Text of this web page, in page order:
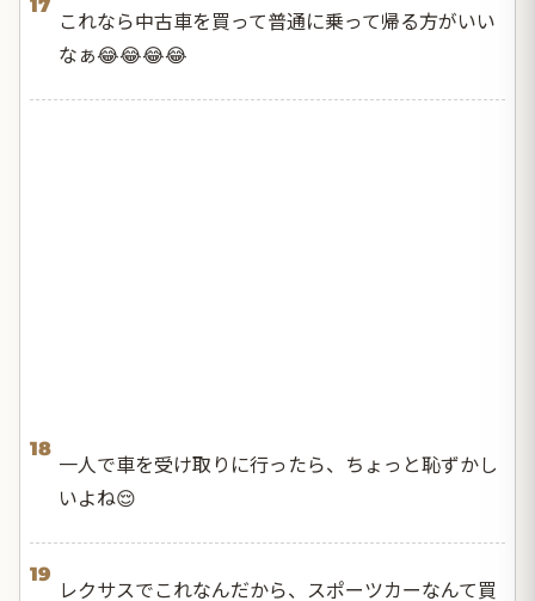
17
これなら中古車を買って普通に乗って帰る方がいい
なぁ😂😂😂😂
18
一人で車を受け取りに行ったら、ちょっと恥ずかし
いよね😌
19
レクサスでこれなんだから、スポーツカーなんて買